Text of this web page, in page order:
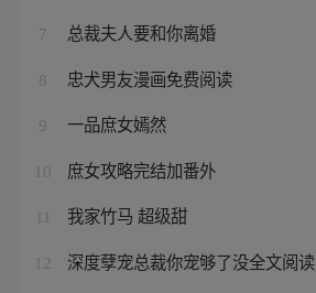
7 总裁夫人要和你离婚
8 忠犬男友漫画免费阅读
9 一品庶女嫣然
10 庶女攻略完结加番外
我家竹马 超级甜
12 深度孽宠总裁你宠够了没全文阅读